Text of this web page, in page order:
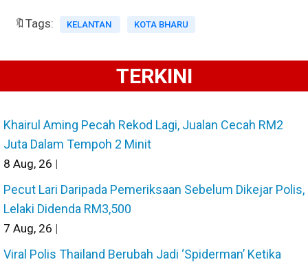
🔖Tags: KELANTAN KOTA BHARU
TERKINI
Khairul Aming Pecah Rekod Lagi, Jualan Cecah RM2
Juta Dalam Tempoh 2 Minit
8 Aug, 26 |
Pecut Lari Daripada Pemeriksaan Sebelum Dikejar Polis,
Lelaki Didenda RM3,500
7 Aug, 26 |
Viral Polis Thailand Berubah Jadi ‘Spiderman’ Ketika